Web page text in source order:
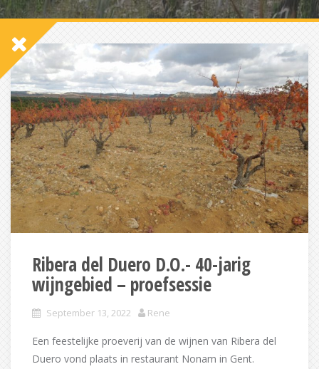
Ribera del Duero D.O.- 40-jarig
wijngebied – proefsessie
September 13, 2022 Rene
Een feestelijke proeverij van de wijnen van Ribera del
Duero vond plaats in restaurant Nonam in Gent.